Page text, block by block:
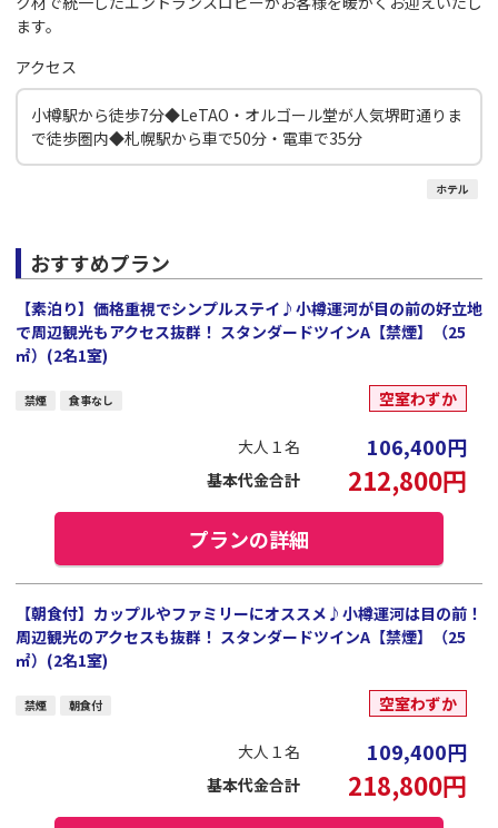
ます。
アクセス
小樽駅から徒歩7分◆LeTAO・オルゴール堂が人気堺町通りま
で徒歩圏内◆札幌駅から車で50分・電車で35分
ホテル
おすすめプラン
【素泊り】価格重視でシンプルステイ♪小樽運河が目の前の好立地
で周辺観光もアクセス抜群！ スタンダードツインA【禁煙】（25
㎡）(2名1室)
禁煙 食事なし 空室わずか
大人１名 106,400円
基本代金合計 212,800円
プランの詳細
【朝食付】カップルやファミリーにオススメ♪小樽運河は目の前！
周辺観光のアクセスも抜群！ スタンダードツインA【禁煙】（25
㎡）(2名1室)
禁煙 朝食付 空室わずか
大人１名 109,400円
基本代金合計 218,800円